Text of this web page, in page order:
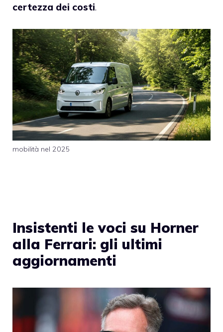
certezza dei costi.
mobilità nel 2025
Insistenti le voci su Horner
alla Ferrari: gli ultimi
aggiornamenti